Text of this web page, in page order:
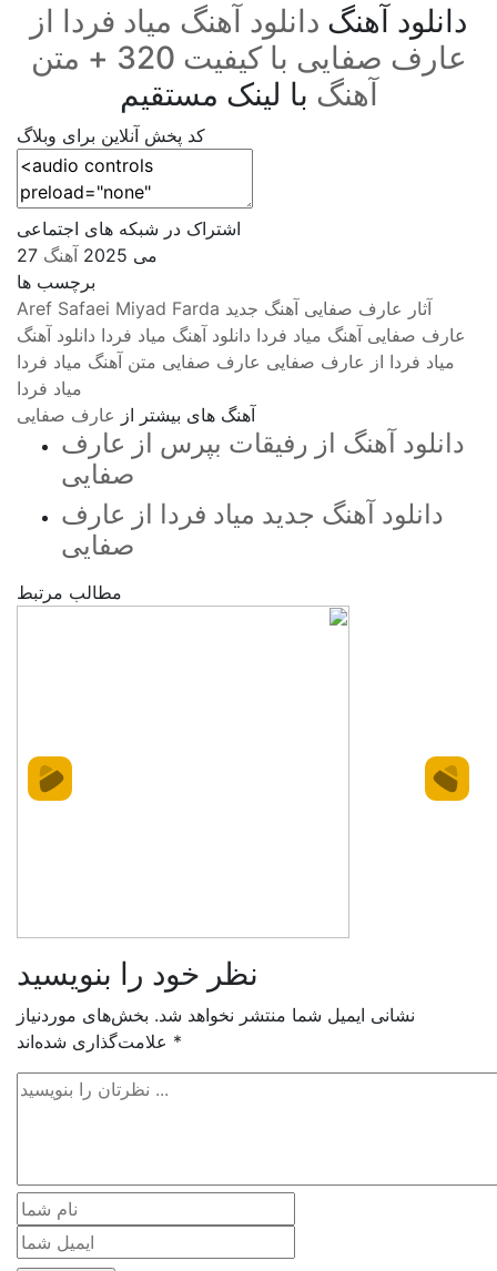
دانلود آهنگ دانلود آهنگ میاد فردا از
عارف صفایی با کیفیت 320 + متن
آهنگ با لینک مستقیم
کد پخش آنلاین برای وبلاگ
اشتراک در شبکه های اجتماعی
27 می 2025
آهنگ
برچسب ها
Aref Safaei Miyad Farda آثار عارف صفایی آهنگ جدید
عارف صفایی آهنگ میاد فردا دانلود آهنگ میاد فردا دانلود آهنگ
میاد فردا از عارف صفایی عارف صفایی متن آهنگ میاد فردا
میاد فردا
آهنگ های بیشتر از عارف صفایی
دانلود آهنگ از رفیقات بپرس از عارف
صفایی
دانلود آهنگ جدید میاد فردا از عارف
صفایی
مطالب مرتبط
نظر خود را بنویسید
نشانی ایمیل شما منتشر نخواهد شد. بخش‌های موردنیاز
*